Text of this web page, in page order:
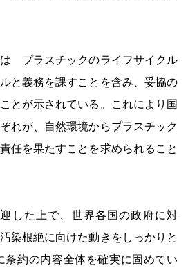
プラスチックのライフサイクル
と義務を課すことを含み、妥協の
とが示されている。これにより国
れが、自然環境からプラスチック
任を果たすことを求められること
した上で、世界各国の政府に対
染根絶に向けた動きをしっかりと
条約の内容全体を確実に固めてい